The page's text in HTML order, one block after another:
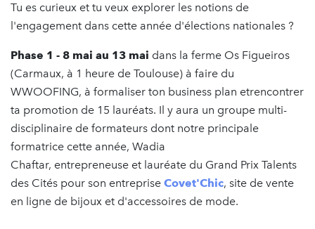
Tu es curieux et tu veux explorer les notions de
l'engagement dans cette année d'élections nationales ?
Phase 1 - 8 mai au 13 mai dans la ferme Os Figueiros
(Carmaux, à 1 heure de Toulouse) à faire du
WWOOFING, à formaliser ton business plan etrencontrer
ta promotion de 15 lauréats. Il y aura un groupe multi-
disciplinaire de formateurs dont notre principale
formatrice cette année, Wadia
Chaftar, entrepreneuse et lauréate du Grand Prix Talents
des Cités pour son entreprise Covet'Chic, site de vente
en ligne de bijoux et d'accessoires de mode.